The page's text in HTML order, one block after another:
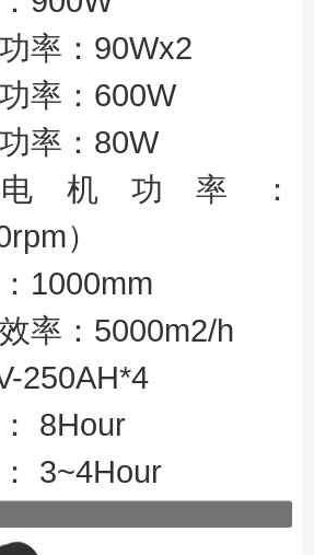
率：90Wx2
率：600W
率：80W
机功率：
）
1000mm
率：5000m2/h
250AH*4
8Hour
3~4Hour